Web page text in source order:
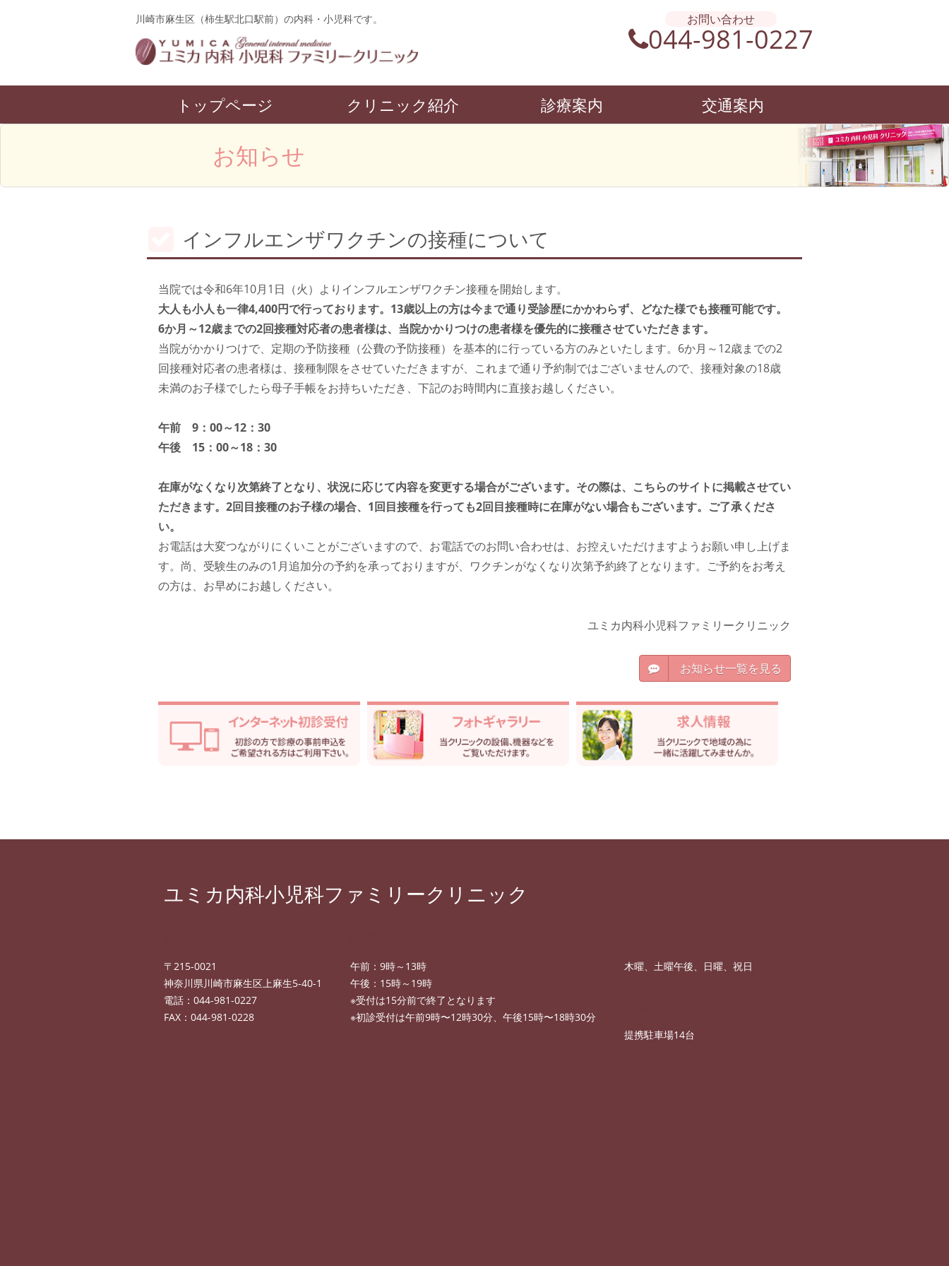
川崎市麻生区（柿生駅北口駅前）の内科・小児科です。 お問い合わせ
044-981-0227
トップページ クリニック紹介 診療案内 交通案内
お知らせ
インフルエンザワクチンの接種について
当院では令和6年10月1日（火）よりインフルエンザワクチン接種を開始します。
大人も小人も一律4,400円で行っております。13歳以上の方は今まで通り受診歴にかかわらず、どなた様でも接種可能です。
6か月～12歳までの2回接種対応者の患者様は、当院かかりつけの患者様を優先的に接種させていただきます。
当院がかかりつけで、定期の予防接種（公費の予防接種）を基本的に行っている方のみといたします。6か月～12歳までの2
回接種対応者の患者様は、接種制限をさせていただきますが、これまで通り予約制ではございませんので、接種対象の18歳
未満のお子様でしたら母子手帳をお持ちいただき、下記のお時間内に直接お越しください。
午前 9：00～12：30
午後 15：00～18：30
在庫がなくなり次第終了となり、状況に応じて内容を変更する場合がございます。その際は、こちらのサイトに掲載させてい
ただきます。2回目接種のお子様の場合、1回目接種を行っても2回目接種時に在庫がない場合もございます。ご了承くださ
い。
お電話は大変つながりにくいことがございますので、お電話でのお問い合わせは、お控えいただけますようお願い申し上げま
す。尚、受験生のみの1月追加分の予約を承っておりますが、ワクチンがなくなり次第予約終了となります。ご予約をお考え
の方は、お早めにお越しください。
ユミカ内科小児科ファミリークリニック
お知らせ一覧を見る
ユミカ内科小児科ファミリークリニック
〒215-0021
神奈川県川崎市麻生区上麻生5-40-1
電話：044-981-0227
FAX：044-981-0228
午前：9時～13時
午後：15時～19時
※受付は15分前で終了となります
※初診受付は午前9時〜12時30分、午後15時〜18時30分
木曜、土曜午後、日曜、祝日
提携駐車場14台